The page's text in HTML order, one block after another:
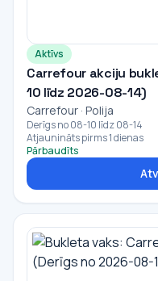
Aktīvs
Carrefour akciju
10 līdz 2026-08-14)
Carrefour · Polija
Derīgs no 08-10 līdz 08-14
Atjaunināts pirms 1 dienas
Pārbaudīts